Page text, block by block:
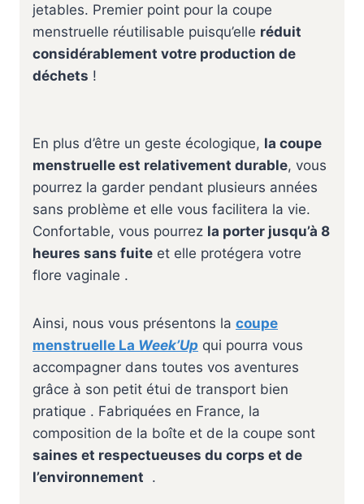
jetables. Premier point pour la coupe
menstruelle réutilisable puisqu’elle réduit
considérablement votre production de
déchets !
En plus d’être un geste écologique, la coupe
menstruelle est relativement durable, vous
pourrez la garder pendant plusieurs années
sans problème et elle vous facilitera la vie.
Confortable, vous pourrez la porter jusqu’à 8
heures sans fuite et elle protégera votre
flore vaginale .
Ainsi, nous vous présentons la coupe
menstruelle La Week’Up qui pourra vous
accompagner dans toutes vos aventures
grâce à son petit étui de transport bien
pratique . Fabriquées en France, la
composition de la boîte et de la coupe sont
saines et respectueuses du corps et de
l’environnement .